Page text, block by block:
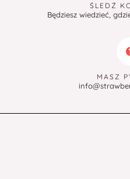
ŚLEDŹ
Będziesz wiedzieć,
MASZ